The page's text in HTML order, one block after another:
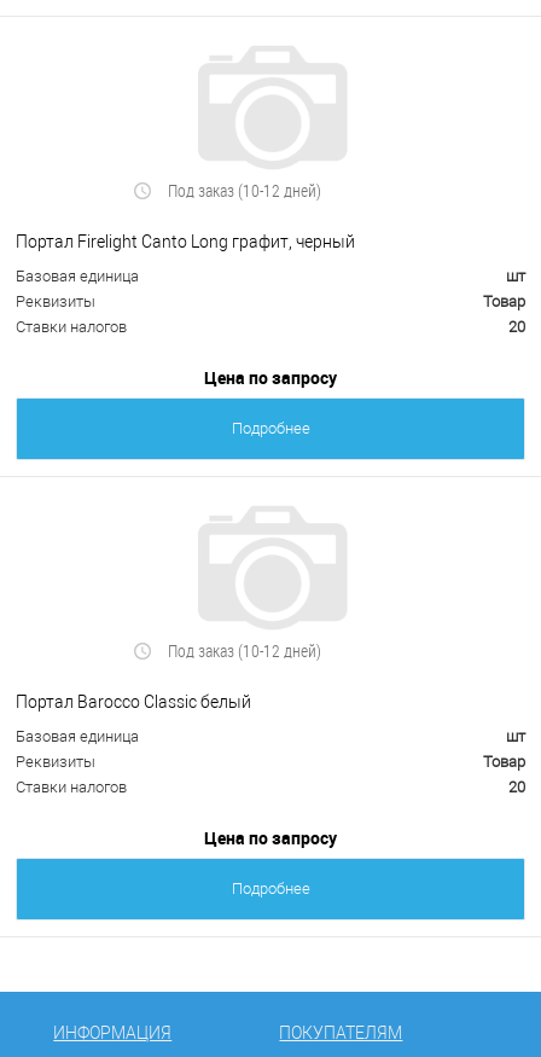
Под заказ (10-12 дней)
Портал Firelight Canto Long графит, черный
Базовая единица
шт
Реквизиты
Товар
Ставки налогов
20
Цена по запросу
Подробнее
Под заказ (10-12 дней)
Портал Barocco Classic белый
Базовая единица
шт
Реквизиты
Товар
Ставки налогов
20
Цена по запросу
Подробнее
ИНФОРМАЦИЯ
ПОКУПАТЕЛЯМ